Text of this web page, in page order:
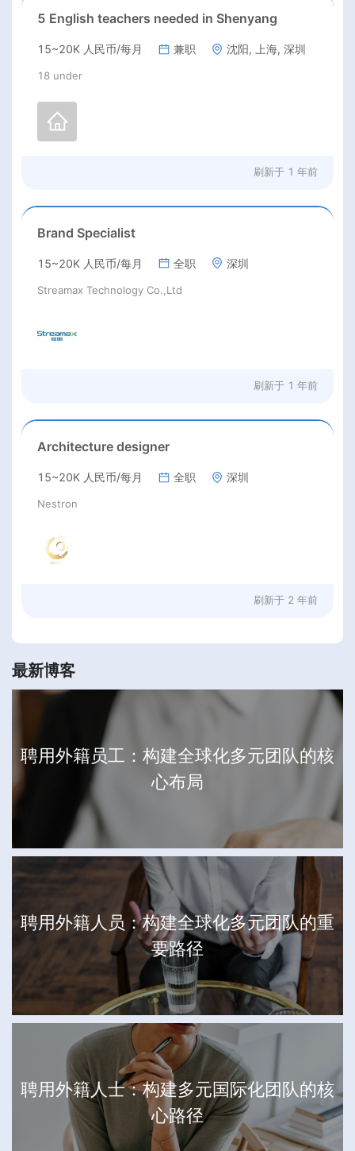
5 English teachers needed in Shenyang
15~20K 人民币/每月 兼职 沈阳, 上海, 深圳
18 under
刷新于 1 年前
Brand Specialist
15~20K 人民币/每月 全职 深圳
Streamax Technology Co.,Ltd
刷新于 1 年前
Architecture designer
15~20K 人民币/每月 全职 深圳
Nestron
刷新于 2 年前
最新博客
聘用外籍员工：构建全球化多元团队的核
心布局
聘用外籍人员：构建全球化多元团队的重
要路径
聘用外籍人士：构建多元国际化团队的核
心路径